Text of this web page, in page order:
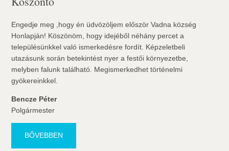
Engedje meg ,hogy én üdvözöljem először Vadna község
Honlapján! Köszönöm, hogy idejéből néhány percet a
településünkkel való ismerkedésre fordít. Képzeletbeli
utazásunk során betekintést nyer a festői környezetbe,
melyben falunk található. Megismerkedhet történelmi
gyökereinkkel.
Bencze Péter
Polgármester
BŐVEBBEN